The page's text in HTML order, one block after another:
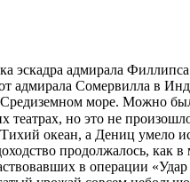
эскадра адмирала
адмирала Сомервилла в
море. Можно
театрах, но это не
океан, а Дениц умело
продолжалось, как
в операции